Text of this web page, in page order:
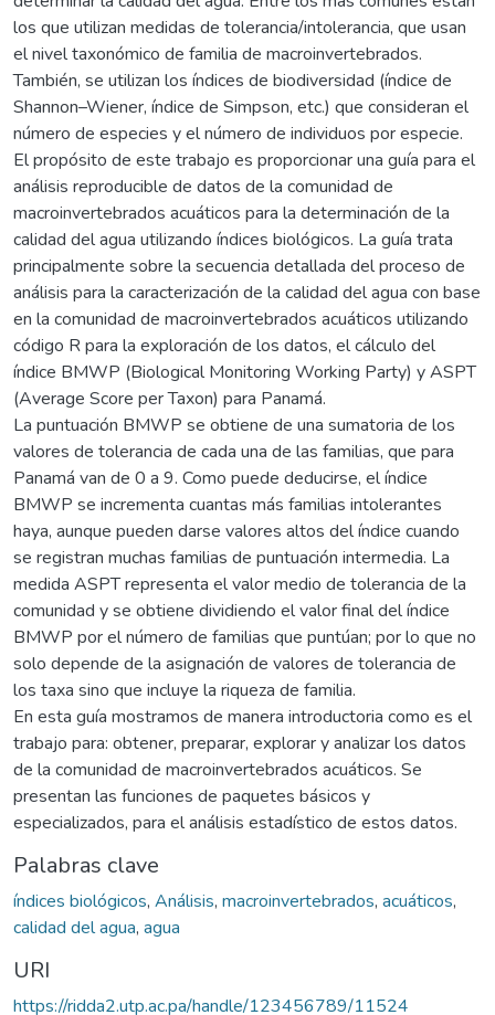
los que utilizan medidas de tolerancia/intolerancia, que usan
el nivel taxonómico de familia de macroinvertebrados.
También, se utilizan los índices de biodiversidad (índice de
Shannon–Wiener, índice de Simpson, etc.) que consideran el
número de especies y el número de individuos por especie.
El propósito de este trabajo es proporcionar una guía para el
análisis reproducible de datos de la comunidad de
macroinvertebrados acuáticos para la determinación de la
calidad del agua utilizando índices biológicos. La guía trata
principalmente sobre la secuencia detallada del proceso de
análisis para la caracterización de la calidad del agua con base
en la comunidad de macroinvertebrados acuáticos utilizando
código R para la exploración de los datos, el cálculo del
índice BMWP (Biological Monitoring Working Party) y ASPT
(Average Score per Taxon) para Panamá.
La puntuación BMWP se obtiene de una sumatoria de los
valores de tolerancia de cada una de las familias, que para
Panamá van de 0 a 9. Como puede deducirse, el índice
BMWP se incrementa cuantas más familias intolerantes
haya, aunque pueden darse valores altos del índice cuando
se registran muchas familias de puntuación intermedia. La
medida ASPT representa el valor medio de tolerancia de la
comunidad y se obtiene dividiendo el valor final del índice
BMWP por el número de familias que puntúan; por lo que no
solo depende de la asignación de valores de tolerancia de
los taxa sino que incluye la riqueza de familia.
En esta guía mostramos de manera introductoria como es el
trabajo para: obtener, preparar, explorar y analizar los datos
de la comunidad de macroinvertebrados acuáticos. Se
presentan las funciones de paquetes básicos y
especializados, para el análisis estadístico de estos datos.
Palabras clave
índices biológicos, Análisis, macroinvertebrados, acuáticos,
calidad del agua, agua
URI
https://ridda2.utp.ac.pa/handle/123456789/11524